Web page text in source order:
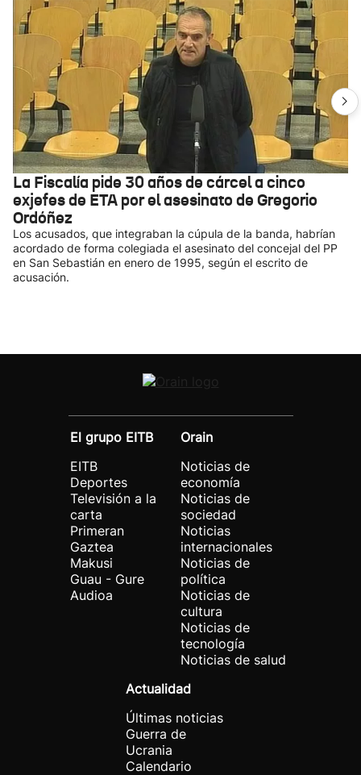
La Fiscalía pide 30 años de cárcel a cinco
exjefes de ETA por el asesinato de Gregorio
Ordóñez
Los acusados, que integraban la cúpula de la banda, habrían
acordado de forma colegiada el asesinato del concejal del PP
en San Sebastián en enero de 1995, según el escrito de
acusación.
El grupo EITB
EITB
Deportes
Televisión a la
carta
Primeran
Gaztea
Makusi
Guau - Gure
Audioa
Orain
Noticias de
economía
Noticias de
sociedad
Noticias
internacionales
Noticias de
política
Noticias de
cultura
Noticias de
tecnología
Noticias de salud
Actualidad
Últimas noticias
Guerra de
Ucrania
Calendario